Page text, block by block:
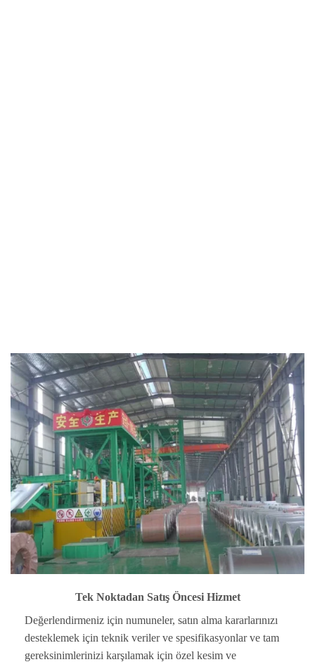
Tek Noktadan Satış Öncesi Hizmet
Değerlendirmeniz için numuneler, satın alma kararlarınızı
desteklemek için teknik veriler ve spesifikasyonlar ve tam
gereksinimlerinizi karşılamak için özel kesim ve